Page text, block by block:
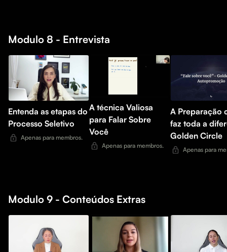
Modulo 8 - Entrevista
Entenda as etapas do
Processo Seletivo
Apenas para membros.
A técnica Valiosa
para Falar Sobre
Você
Apenas para membros.
A Preparação
faz toda a
Golden Circle
Apenas para
Modulo 9 - Conteúdos Extras